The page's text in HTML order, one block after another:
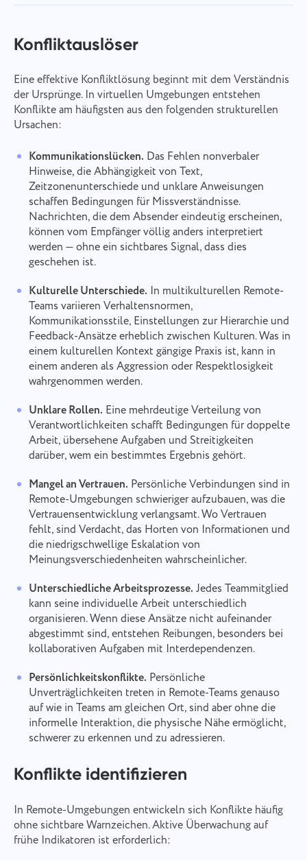
Konfliktauslöser
Eine effektive Konfliktlösung beginnt mit dem Verständnis
der Ursprünge. In virtuellen Umgebungen entstehen
Konflikte am häufigsten aus den folgenden strukturellen
Ursachen:
Kommunikationslücken. Das Fehlen nonverbaler
Hinweise, die Abhängigkeit von Text,
Zeitzonenunterschiede und unklare Anweisungen
schaffen Bedingungen für Missverständnisse.
Nachrichten, die dem Absender eindeutig erscheinen,
können vom Empfänger völlig anders interpretiert
werden — ohne ein sichtbares Signal, dass dies
geschehen ist.
Kulturelle Unterschiede. In multikulturellen Remote-
Teams variieren Verhaltensnormen,
Kommunikationsstile, Einstellungen zur Hierarchie und
Feedback-Ansätze erheblich zwischen Kulturen. Was in
einem kulturellen Kontext gängige Praxis ist, kann in
einem anderen als Aggression oder Respektlosigkeit
wahrgenommen werden.
Unklare Rollen. Eine mehrdeutige Verteilung von
Verantwortlichkeiten schafft Bedingungen für doppelte
Arbeit, übersehene Aufgaben und Streitigkeiten
darüber, wem ein bestimmtes Ergebnis gehört.
Mangel an Vertrauen. Persönliche Verbindungen sind in
Remote-Umgebungen schwieriger aufzubauen, was die
Vertrauensentwicklung verlangsamt. Wo Vertrauen
fehlt, sind Verdacht, das Horten von Informationen und
die niedrigschwellige Eskalation von
Meinungsverschiedenheiten wahrscheinlicher.
Unterschiedliche Arbeitsprozesse. Jedes Teammitglied
kann seine individuelle Arbeit unterschiedlich
organisieren. Wenn diese Ansätze nicht aufeinander
abgestimmt sind, entstehen Reibungen, besonders bei
kollaborativen Aufgaben mit Interdependenzen.
Persönlichkeitskonflikte. Persönliche
Unverträglichkeiten treten in Remote-Teams genauso
auf wie in Teams am gleichen Ort, sind aber ohne die
informelle Interaktion, die physische Nähe ermöglicht,
schwerer zu erkennen und zu adressieren.
Konflikte identifizieren
In Remote-Umgebungen entwickeln sich Konflikte häufig
ohne sichtbare Warnzeichen. Aktive Überwachung auf
frühe Indikatoren ist erforderlich: